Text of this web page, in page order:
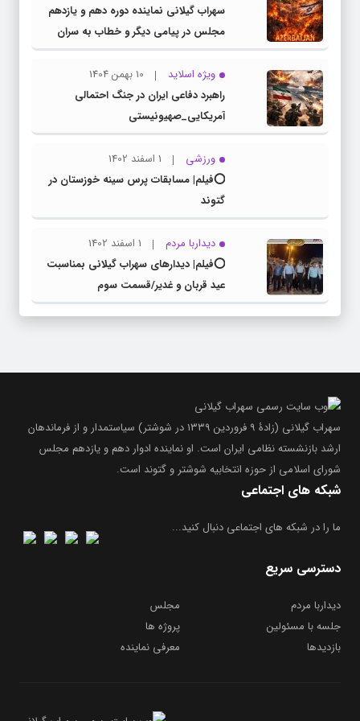
سهراب گیلانی نماینده دوره دهم و یازدهم
مجلس در پیامی دیگر و خطاب به سران
کشور همسایه آذربایجان
ویژه اسلاید
10 بهمن 1404
راهبرد دفاعی ایران در جنگ احتمالی
آمریکایی_صهیونیستی
ورزشی
1 اسفند 1402
⭕️فیلم| مسابقات پرس سینه خوزستان در
گتوند
دیداربا مردم
1 اسفند 1402
⭕️فیلم| دیدارهای سهراب گیلانی بمناسبت
عید قربان و غدیر/قسمت سوم
سهراب گیلانی (زادۀ ۹ فروردین ۱۳۳۹ در شوشتر) سیاستمدار و از فرماندهان
ارشد بازنشسته نظامی ایران است. او نماینده ادوار دهم و یازدهم مجلس
شورای اسلامی از حوزه انتخابیه شوشتر و گتوند است.
شبکه های اجتماعی
ما را در شبکه های اجتماعی دنبال کنید...
دسترسی سریع
دیداربا مردم
مجلس
جلسه با مسئولین
پروژه ها
بازدیدها
معرفی نماینده